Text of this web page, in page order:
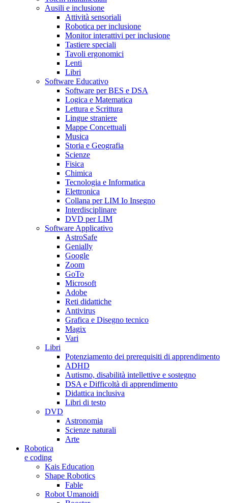
Ausili e inclusione
Attività sensoriali
Robotica per inclusione
Monitor interattivi per inclusione
Tastiere speciali
Tavoli ergonomici
Lenti
Libri
Software Educativo
Software per BES e DSA
Logica e Matematica
Lettura e Scrittura
Lingue straniere
Mappe Concettuali
Musica
Storia e Geografia
Scienze
Fisica
Chimica
Tecnologia e Informatica
Elettronica
Collana per LIM Io Insegno
Interdisciplinare
DVD per LIM
Software Applicativo
AstroSafe
Genially
Google
Zoom
GoTo
Microsoft
Adobe
Reti didattiche
Antivirus
Grafica e Disegno tecnico
Magix
Vari
Libri
Potenziamento dei prerequisiti di apprendimento
ADHD
Autismo, disabilità intellettive e sostegno
DSA e Difficoltà di apprendimento
Didattica inclusiva
Libri di testo
DVD
Astronomia
Scienze naturali
Arte
Robotica
e coding
Kais Education
Shape Robotics
Fable
Robot Umanoidi